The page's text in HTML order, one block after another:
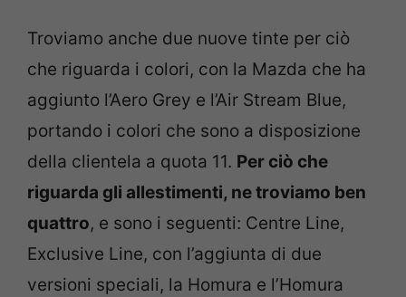
Troviamo anche due nuove tinte per ciò
che riguarda i colori, con la Mazda che ha
aggiunto l’Aero Grey e l’Air Stream Blue,
portando i colori che sono a disposizione
della clientela a quota 11. Per ciò che
riguarda gli allestimenti, ne troviamo ben
quattro, e sono i seguenti: Centre Line,
Exclusive Line, con l’aggiunta di due
versioni speciali, la Homura e l’Homura